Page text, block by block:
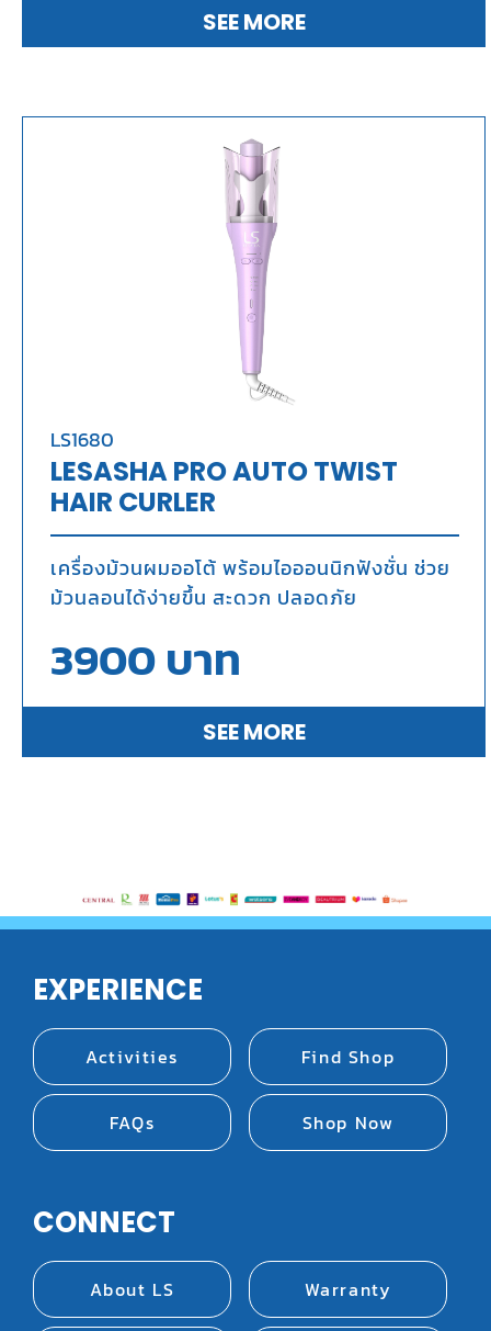
SEE MORE
LS1680
LESASHA PRO AUTO TWIST
HAIR CURLER
เครื่องม้วนผมออโต้ พร้อมไอออนนิกฟังชั่น ช่วย
ม้วนลอนได้ง่ายขึ้น สะดวก ปลอดภัย
3900บาท
SEE MORE
EXPERIENCE
Activities
FAQs
Find Shop
Shop Now
CONNECT
About LS Warranty